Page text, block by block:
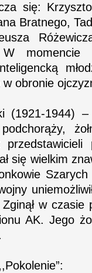
się:
Bratnego,
momencie
w obronie
(1921-1944)
się wielkim
w czasie
AK. Jego